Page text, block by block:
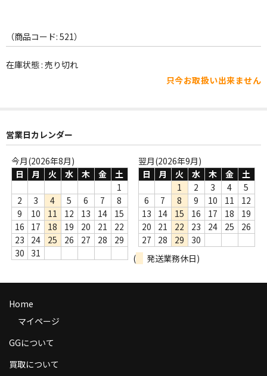
WORLD
その他
Webのみ no.1
Webのみ no.2
Webのみ no.4
売り切れ
Help
送料
商品の発送
返品
（商品コード: 521）
在庫状態 : 売り切れ
只今お取扱い出来ません
営業日カレンダー
今月(2026年8月)
日
月 火 水 木 金
土
1
2
3 4 5 6 7
8
9
10 11 12 13 14
15
16
17 18 19 20 21
22
23
24 25 26 27 28
29
30
31
翌月(2026年9月)
日
月 火 水 木 金
土
1
2 3 4
5
6
7 8 9 10 11
12
13
14 15 16 17 18
19
20
21 22 23 24 25
26
27
28 29
30
(
発送業務休日)
Home
マイページ
GGについて
買取について